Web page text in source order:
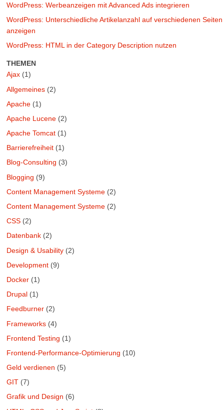
WordPress: Werbeanzeigen mit Advanced Ads integrieren
WordPress: Unterschiedliche Artikelanzahl auf verschiedenen Seiten
anzeigen
WordPress: HTML in der Category Description nutzen
THEMEN
Ajax (1)
Allgemeines (2)
Apache (1)
Apache Lucene (2)
Apache Tomcat (1)
Barrierefreiheit (1)
Blog-Consulting (3)
Blogging (9)
Content Management Systeme (2)
Content Management Systeme (2)
CSS (2)
Datenbank (2)
Design & Usability (2)
Development (9)
Docker (1)
Drupal (1)
Feedburner (2)
Frameworks (4)
Frontend Testing (1)
Frontend-Performance-Optimierung (10)
Geld verdienen (5)
GIT (7)
Grafik und Design (6)